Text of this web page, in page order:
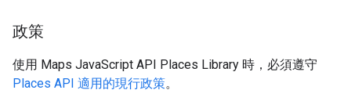
政策
使用 Maps JavaScript API Places Library 時，必須遵守
Places API 適用的現行政策。